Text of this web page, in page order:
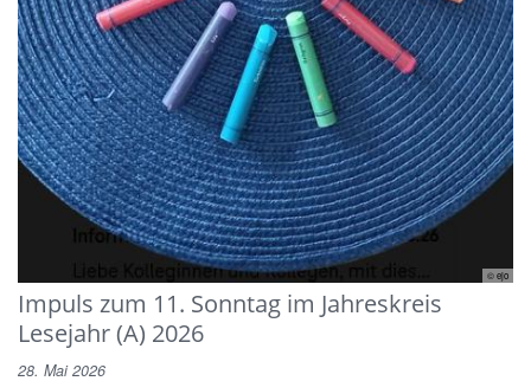
© ejo
Impuls zum 11. Sonntag im Jahreskreis
Lesejahr (A) 2026
28. Mai 2026